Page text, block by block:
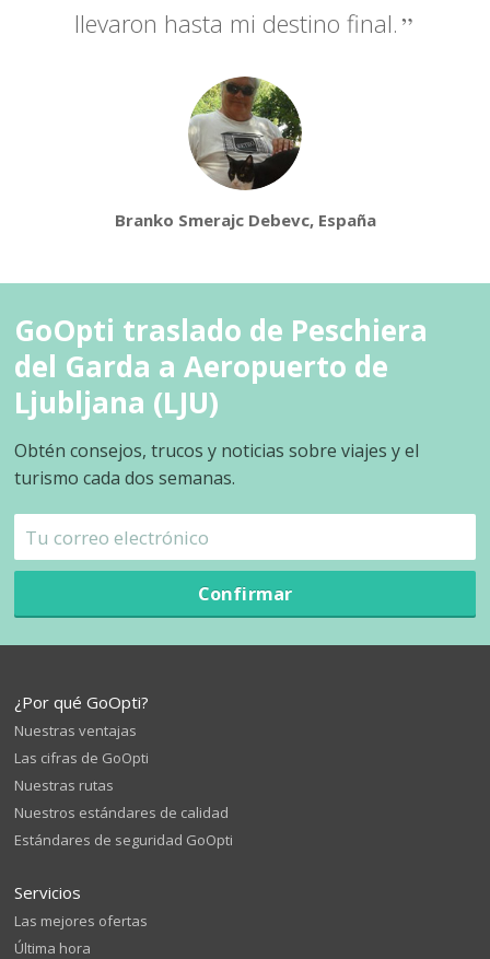
llevaron hasta mi destino final.
Branko Smerajc Debevc, España
GoOpti traslado de Peschiera
del Garda a Aeropuerto de
Ljubljana (LJU)
Obtén consejos, trucos y noticias sobre viajes y el
turismo cada dos semanas.
Confirmar
¿Por qué GoOpti?
Nuestras ventajas
Las cifras de GoOpti
Nuestras rutas
Nuestros estándares de calidad
Estándares de seguridad GoOpti
Servicios
Las mejores ofertas
Última hora